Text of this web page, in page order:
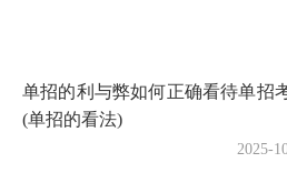
单招的利与弊如何正确看待单招
(单招的看法)
2025-